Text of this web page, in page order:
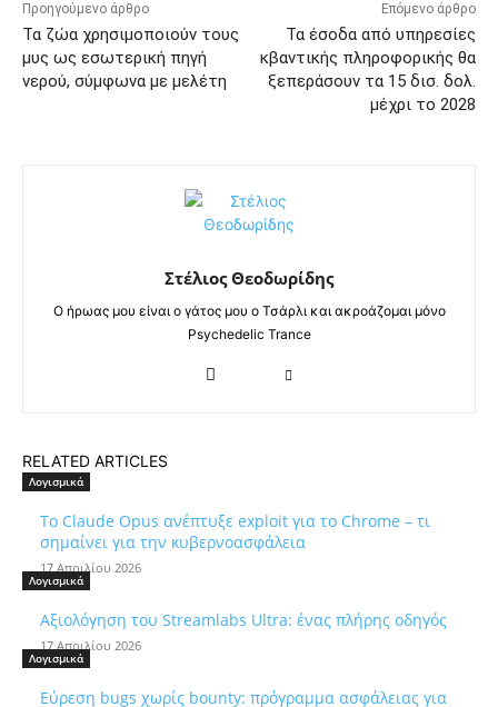
Προηγούμενο άρθρο
Τα ζώα χρησιμοποιούν τους
μυς ως εσωτερική πηγή
νερού, σύμφωνα με μελέτη
Επόμενο άρθρο
Τα έσοδα από υπηρεσίες
κβαντικής πληροφορικής θα
ξεπεράσουν τα 15 δισ. δολ.
μέχρι το 2028
Στέλιος Θεοδωρίδης
Ο ήρωας μου είναι ο γάτος μου ο Τσάρλι και ακροάζομαι μόνο
Psychedelic Trance
RELATED ARTICLES
Λογισμικά
Το Claude Opus ανέπτυξε exploit για το Chrome – τι
σημαίνει για την κυβερνοασφάλεια
17 Απριλίου 2026
Λογισμικά
Αξιολόγηση του Streamlabs Ultra: ένας πλήρης οδηγός
17 Απριλίου 2026
Λογισμικά
Εύρεση bugs χωρίς bounty: πρόγραμμα ασφάλειας για